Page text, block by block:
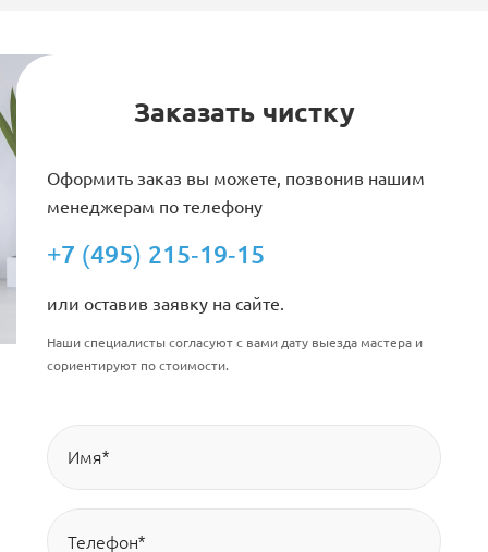
Заказать чистку
Оформить заказ вы можете, позвонив нашим
менеджерам по телефону
+7 (495) 215-19-15
или оставив заявку на сайте.
Наши специалисты согласуют с вами дату выезда мастера и
сориентируют по стоимости.